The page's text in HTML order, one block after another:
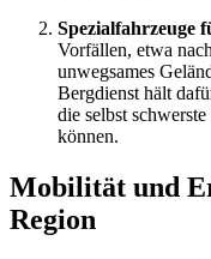
Spezialfahrzeuge
Vorfällen, etwa
unwegsames
Bergdienst hält
die selbst
können.
Mobilität und
Region